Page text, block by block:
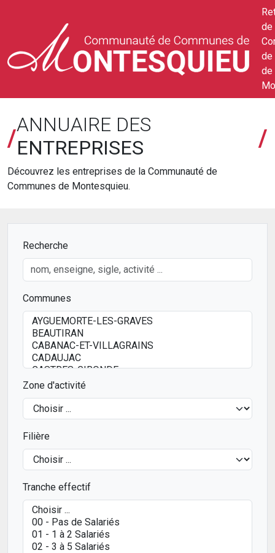
de
de
de
/ANNUAIRE DES
ENTREPRISES
/
Découvrez les entreprises de la Communauté de
Communes de Montesquieu.
Recherche
Communes
Zone d'activité
Filière
Tranche effectif